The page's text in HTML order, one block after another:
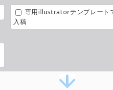
専用illustratorテンプレート
入稿